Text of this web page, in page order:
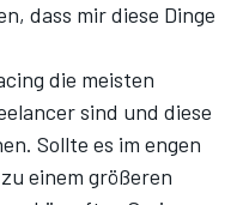
dass mir diese Dinge
die meisten
sind und diese
Sollte es im engen
einem größeren